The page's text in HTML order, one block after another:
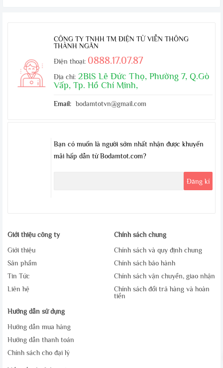
CÔNG TY TNHH TM ĐIỆN TỬ VIỄN THÔNG
THÀNH NGÂN
Điện thoại: 0888.17.07.87
Địa chỉ: 2BIS Lê Đức Thọ, Phường 7, Q.Gò
Vấp, Tp. Hồ Chí Minh,
Email: bodamtotvn@gmail.com
Bạn có muốn là người sớm nhất nhận được khuyến
mãi hấp dẫn từ Bodamtot.com?
Giới thiệu công ty
Giới thiệu
Sản phẩm
Tin Tức
Liên hệ
Chính sách chung
Chính sách và quy định chung
Chính sách bảo hành
Chính sách vận chuyển, giao nhận
Chính sách đổi trả hàng và hoàn
tiền
Hướng dẫn sử dụng
Hướng dẫn mua hàng
Hướng dẫn thanh toán
Chính sách cho đại lý